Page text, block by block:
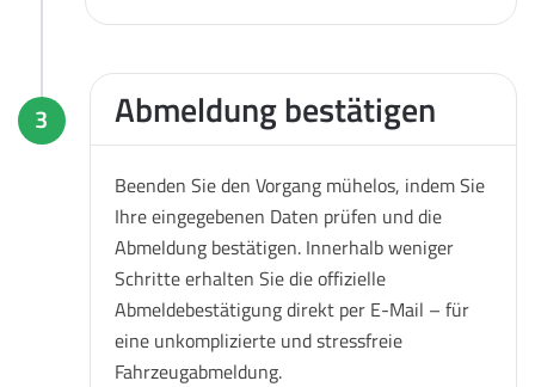
3 Abmeldung bestätigen
Beenden Sie den Vorgang mühelos, indem Sie
Ihre eingegebenen Daten prüfen und die
Abmeldung bestätigen. Innerhalb weniger
Schritte erhalten Sie die offizielle
Abmeldebestätigung direkt per E-Mail – für
eine unkomplizierte und stressfreie
Fahrzeugabmeldung.